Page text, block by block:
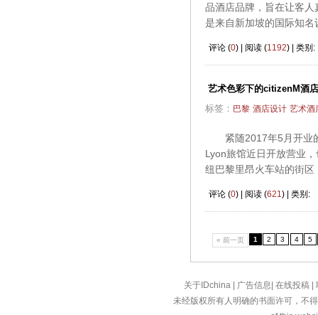
品酒店品牌，旨在让客人
是来自新加坡的国际知
评论 (0) | 阅读 (1192) | 类别:
艺术色彩下的citizenM酒店
标签： 巴黎 酒店设计 艺术酒
紧随2017年5月开业的
Lyon旅馆近日开放营业
纽巴黎里昂火车站的街
评论 (0) | 阅读 (621 ) | 类别:
« 前一页 1 2 3 4 5
关于IDchina 广告信息 在线投稿
未经版权所有人明确的书面许可，不